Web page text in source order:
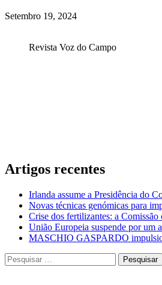
Setembro 19, 2024
Revista Voz do Campo
Artigos recentes
Irlanda assume a Presidência do
Novas técnicas genómicas para
Crise dos fertilizantes: a
União Europeia suspende por um
MASCHIO GASPARDO
Pesquisar
por: